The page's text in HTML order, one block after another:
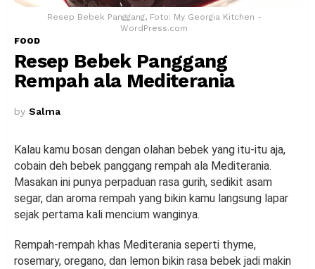
Resep Bebek Panggang, Foto: My Georgia Kitchen -
WordPress.com
FOOD
Resep Bebek Panggang
Rempah ala Mediterania
by Salma
Kalau kamu bosan dengan olahan bebek yang itu-itu aja,
cobain deh bebek panggang rempah ala Mediterania.
Masakan ini punya perpaduan rasa gurih, sedikit asam
segar, dan aroma rempah yang bikin kamu langsung lapar
sejak pertama kali mencium wanginya.
Rempah-rempah khas Mediterania seperti thyme,
rosemary, oregano, dan lemon bikin rasa bebek jadi makin